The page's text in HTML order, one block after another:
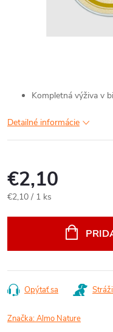
Kompletná výživa v
Detailné informácie
€2,10
Jednotková
€2,10 / 1 ks
Opýtať sa
Značka:Almo Nature